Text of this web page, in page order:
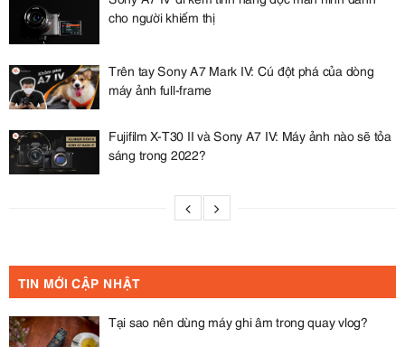
cho người khiếm thị
Trên tay Sony A7 Mark IV: Cú đột phá của dòng
máy ảnh full-frame
Fujifilm X-T30 II và Sony A7 IV: Máy ảnh nào sẽ tỏa
sáng trong 2022?
TIN MỚI CẬP NHẬT
Tại sao nên dùng máy ghi âm trong quay vlog?